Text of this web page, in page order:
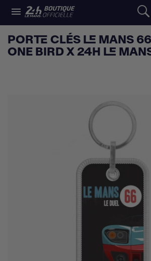

PORTE CLÉS LE MANS
ONE BIRD X 24H LE